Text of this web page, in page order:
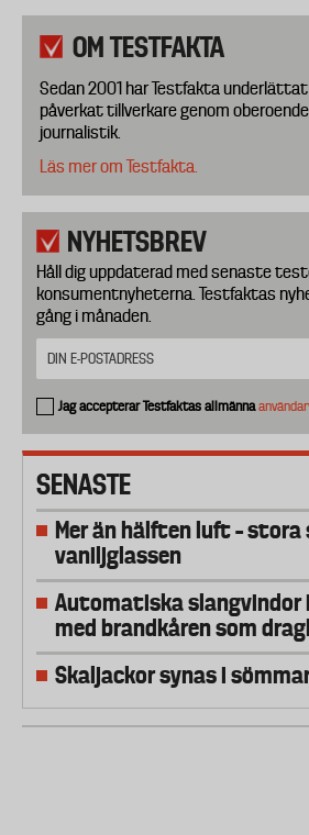
OM TESTFAKTA
Sedan 2001 har Testfakta
påverkat tillverkare genom
journalistik.
Läs mer om Testfakta.
NYHETSBREV
Håll dig uppdaterad med senaste
konsumentnyheterna. Testfaktas
gång i månaden.
Jag accepterar Testfaktas allmänna
SENASTE
Mer än hälften luft – stora
vaniljglassen
Automatiska slangvindor
med brandkåren som
Skaljackor synas i